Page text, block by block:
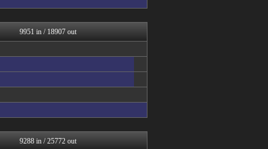
鬼女の宅配便 - 修羅場・...
まとめCUP
理想ちゃんねる
NEWSまとめもりー｜2c...
とりのまるやき（保守）
まとめ芸能＠美女画像まとめ...
Samurai GOAL
コノユビニュース｜みんなの...
9951 in / 18907 out
9288 in / 25772 out